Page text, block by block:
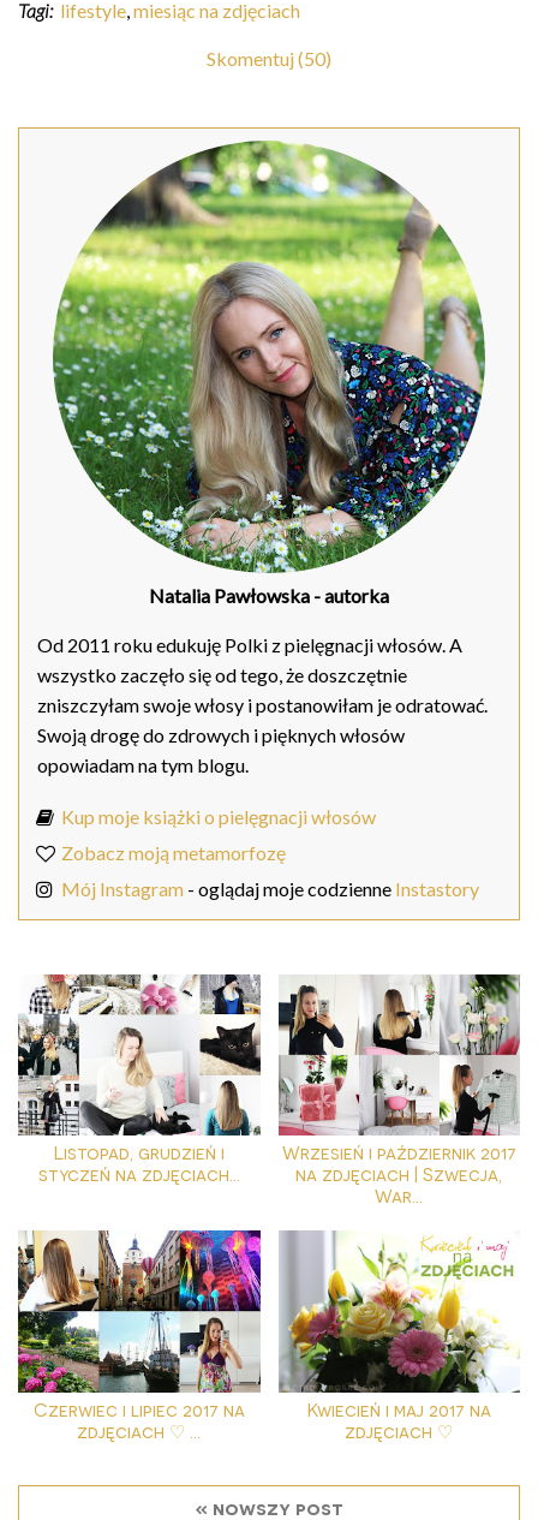
Tagi: lifestyle,miesiąc na zdjęciach
Skomentuj (50)
Natalia Pawłowska - autorka
Od 2011 roku edukuję Polki z pielęgnacji włosów. A
wszystko zaczęło się od tego, że doszczętnie
zniszczyłam swoje włosy i postanowiłam je odratować.
Swoją drogę do zdrowych i pięknych włosów
opowiadam na tym blogu.
Kup moje książki o pielęgnacji włosów
Zobacz moją metamorfozę
Mój Instagram - oglądaj moje codzienne Instastory
Listopad, grudzień i
styczeń na zdjęciach...
Wrzesień i październik 2017
na zdjęciach | Szwecja,
War...
Czerwiec i lipiec 2017 na
zdjęciach ♡ ...
Kwiecień i maj 2017 na
zdjęciach ♡
« nowszy post